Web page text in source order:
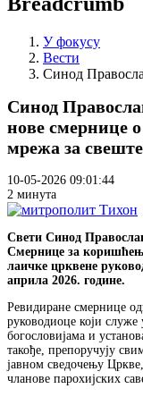
У фокусу
Вести
Синод
Синод
нове смернице
мрежа за
10-05-2026 09:01:44
2 минута
Свети Синод
Смернице за
лаичке црквене
априла 2026. године.
Ревидиране смернице
руководиоце који служе
богословијама и
такође, препоручују
јавном сведочењу
чланове парохијских